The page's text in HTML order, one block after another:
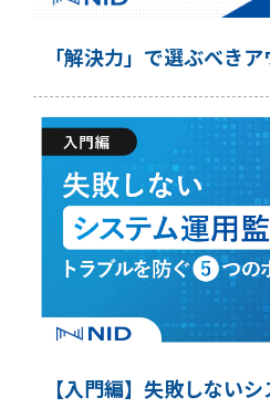
「解決力」で選ぶべき
【入門編】失敗しない